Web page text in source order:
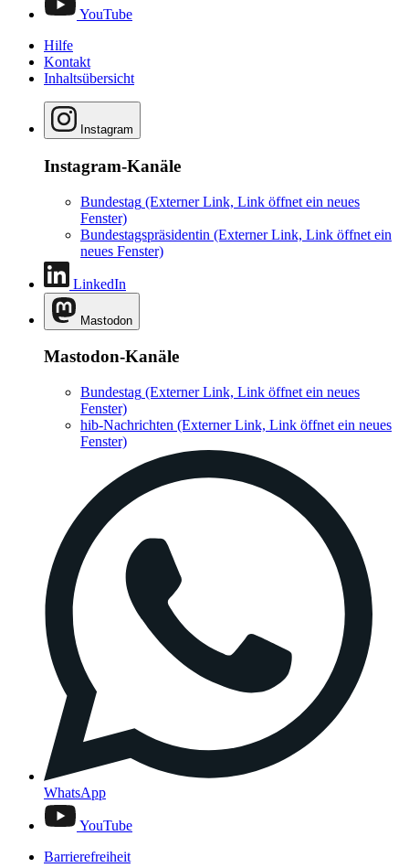
YouTube
Hilfe
Kontakt
Inhaltsübersicht
Instagram
Instagram-Kanäle
Bundestag (Externer Link, Link öffnet ein neues
Fenster)
Bundestagspräsidentin (Externer Link, Link öffnet ein
neues Fenster)
LinkedIn
Mastodon
Mastodon-Kanäle
Bundestag (Externer Link, Link öffnet ein neues
Fenster)
hib-Nachrichten (Externer Link, Link öffnet ein neues
Fenster)
WhatsApp
YouTube
Barrierefreiheit